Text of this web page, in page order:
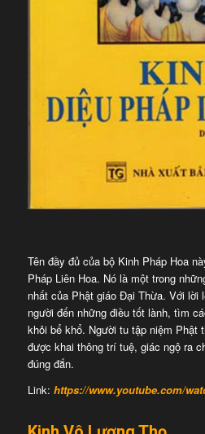
Tên đầy đủ của bộ Kinh Pháp Hoa
Pháp Liên Hoa. Nó là một trong
nhất của Phật giáo Đại Thừa. Với lời
người đến những điều tốt lành, tìm
khỏi bể khổ. Người tu tập niệm Phật
được khai thông trí tuệ, giác ngộ ra
đúng đắn.
Link: https://www.youtube.com/